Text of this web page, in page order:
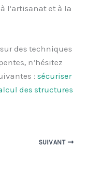
l’artisanat et à la
des techniques
n’hésitez
:sécuriser
des structures
SUIVANT